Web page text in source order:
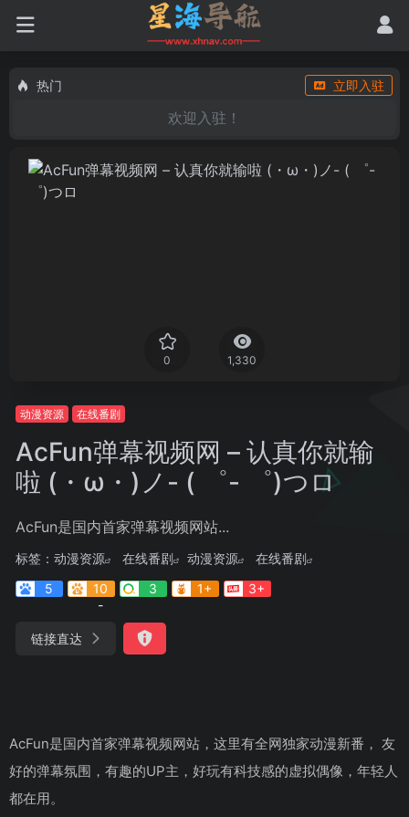
热门 立即入驻
欢迎入驻！
0 1,330
动漫资源 在线番剧
AcFun弹幕视频网 – 认真你就输
啦 (・ω・)ノ- ( ゜- ゜)つロ
AcFun是国内首家弹幕视频网站...
标签： 动漫资源 在线番剧 动漫资源
在线番剧
5
10
-
3 1+ 3+
链接直达
AcFun是国内首家弹幕视频网站，这里有全网独家动漫新番， 友
好的弹幕氛围，有趣的UP主，好玩有科技感的虚拟偶像，年轻人
都在用。